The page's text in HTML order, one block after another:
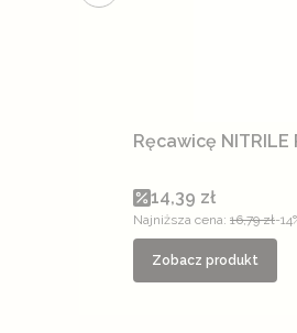
Ręcawicę
Cena promocyjna
14,39 zł
Najniższa cena: 16,79 zł-
Zobacz produkt